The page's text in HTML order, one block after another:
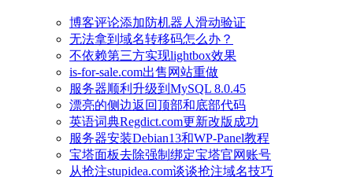
博客评论添加防机器人滑动验证
无法拿到域名转移码怎么办？
不依赖第三方实现lightbox效果
is-for-sale.com出售网站重做
服务器顺利升级到MySQL 8.0.45
漂亮的侧边返回顶部和底部代码
英语词典Regdict.com更新改版成功
服务器安装Debian13和WP-Panel教程
宝塔面板去除强制绑定宝塔官网账号
从抢注stupidea.com谈谈抢注域名技巧